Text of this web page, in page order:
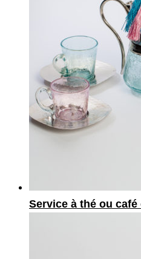
Service à thé ou café